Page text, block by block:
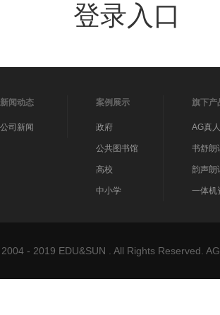
登录入口
新闻动态
公司新闻
案例展示
政府
公共图书馆
高校
中小学
旗下产
AG真
书舒朗
韵声朗
一体机
- 2019 EDU&SUN . All Rights Reserved.